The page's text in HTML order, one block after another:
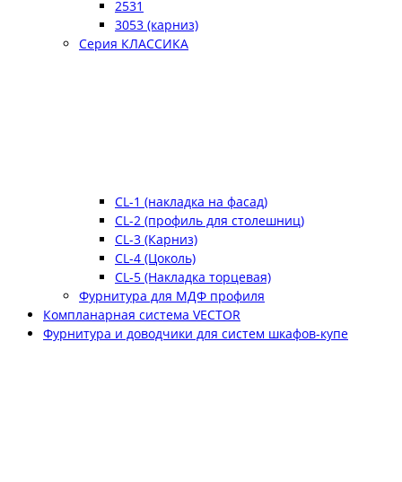
2531
3053 (карниз)
Серия КЛАССИКА
CL-1 (накладка на фасад)
CL-2 (профиль для столешниц)
CL-3 (Карниз)
CL-4 (Цоколь)
CL-5 (Накладка торцевая)
Фурнитура для МДФ профиля
Компланарная система VECTOR
Фурнитура и доводчики для систем шкафов-купе